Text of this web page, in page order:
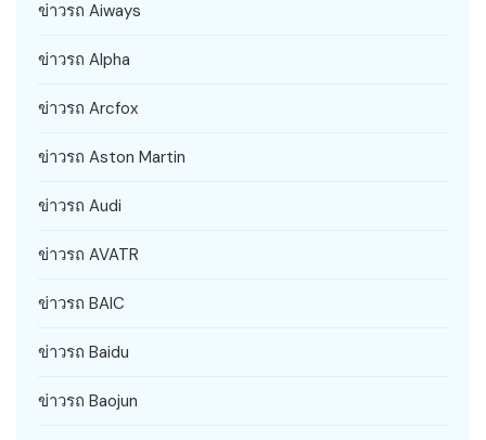
ข่าวรถ Aiways
ข่าวรถ Alpha
ข่าวรถ Arcfox
ข่าวรถ Aston Martin
ข่าวรถ Audi
ข่าวรถ AVATR
ข่าวรถ BAIC
ข่าวรถ Baidu
ข่าวรถ Baojun